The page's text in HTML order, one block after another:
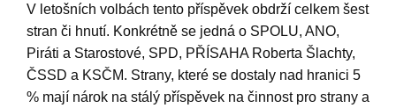
V letošních volbách tento příspěvek obdrží celkem šest
stran či hnutí. Konkrétně se jedná o SPOLU, ANO,
Piráti a Starostové, SPD, PŘÍSAHA Roberta Šlachty,
ČSSD a KSČM. Strany, které se dostaly nad hranici 5
% mají nárok na stálý příspěvek na činnost pro strany a